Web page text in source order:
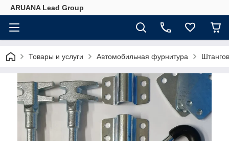
ARUANA Lead Group
Товары и услуги Автомобильная фурнитура